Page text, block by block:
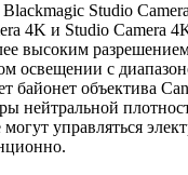
Studio
4K и Studio Camera
высоким
освещении с
байонет объектива
нейтральной
управляться